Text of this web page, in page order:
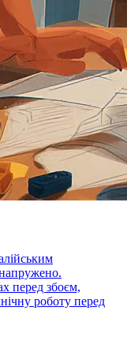
перед збоєм,
роботу перед